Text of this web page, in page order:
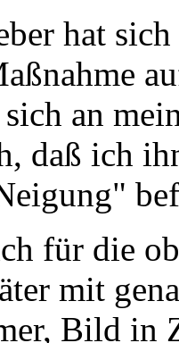
hat
an
daß ich
für die
mit
Bild in